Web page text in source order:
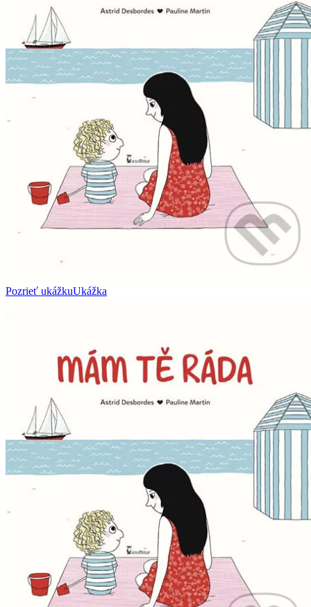
Pozrieť ukážkuUkážka